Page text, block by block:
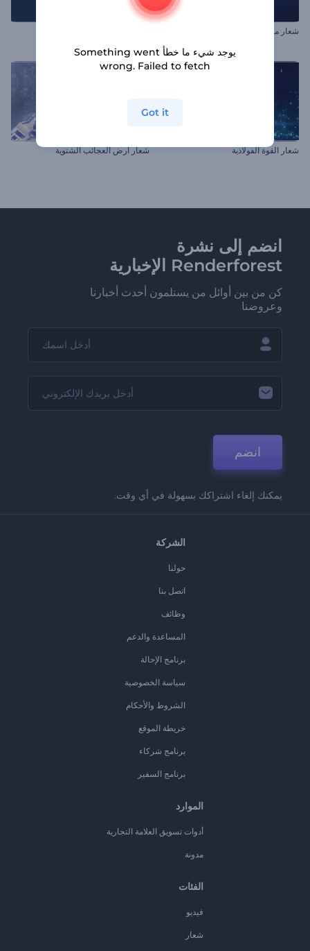
شعار متعدد الالوان
شعار القوة الفولاذية شعار أرض العجائب الشتوية
انضم إلى نشرة
Renderforest الإخبارية
كن من بين أوائل من يستلمون أحدث أخبارنا
وعروضنا
انضم
يمكنك إلغاء اشتراكك بسهولة في أي وقت.
الشركة
حولنا
اتصل بنا
وظائف
المساعدة والدعم
برنامج الإحالة
سياسة الخصوصية
الشروط والأحكام
خريطة الموقع
برنامج شركاء
برنامج السفير
الموارد
أدوات تسويق العلامة التجارية
مدونة
الفئات
فيديو
شعار
يوجد شيء ما خطأ Something went
wrong. Failed to fetch
Got it